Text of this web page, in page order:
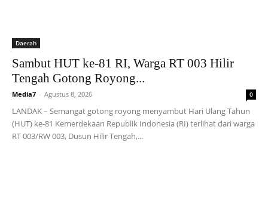
Daerah
Sambut HUT ke-81 RI, Warga RT 003 Hilir
Tengah Gotong Royong...
Media7 - Agustus 8, 2026 0
LANDAK – Semangat gotong royong menyambut Hari Ulang Tahun
(HUT) ke-81 Kemerdekaan Republik Indonesia (RI) terlihat dari warga
RT 003/RW 003, Dusun Hilir Tengah,...